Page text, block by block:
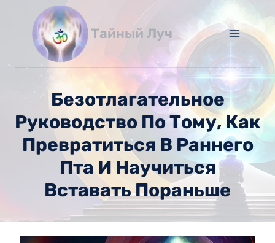
содержимому
Тайный Луч
Безотлагательное
Руководство По Тому, Как
Превратиться В Раннего
Пта И Научиться
Вставать Пораньше